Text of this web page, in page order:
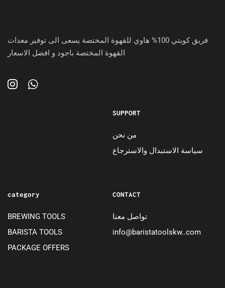
فريق كويتي 100% هاوي للقهوة المختصة يسعى الى توفير معدات
القهوة المختصة باجود و افضل الاسعار
SUPPORT
من نحن
سياسة الاستبدال والاسترجاع
category
BREWING TOOLS
BARISTA TOOLS
PACKAGE OFFERS
CONTACT
تواصل معنا
info@baristatoolskw..com